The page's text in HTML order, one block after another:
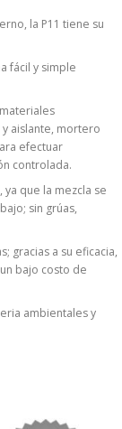
la P11 tiene su
fácil y simple
aislante, mortero
efectuar
controlada.
ya que la mezcla se
sin grúas,
gracias a su eficacia,
bajo costo de
ambientales y